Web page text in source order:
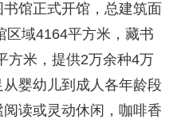
馆正式开馆，总建筑面
区域4164平方米，藏书
方米，提供2万余种4万
婴幼儿到成人各年龄段
读或灵动休闲，咖啡香